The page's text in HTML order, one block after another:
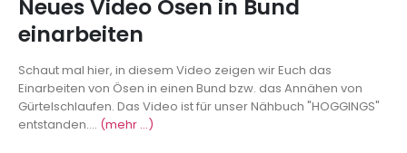
Neues Video Ösen in Bund
einarbeiten
Schaut mal hier, in diesem Video zeigen wir Euch das
Einarbeiten von Ösen in einen Bund bzw. das Annähen von
Gürtelschlaufen. Das Video ist für unser Nähbuch "HOGGINGS"
entstanden.... (mehr …)